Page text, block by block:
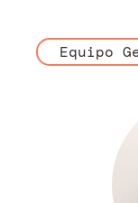
Equipo